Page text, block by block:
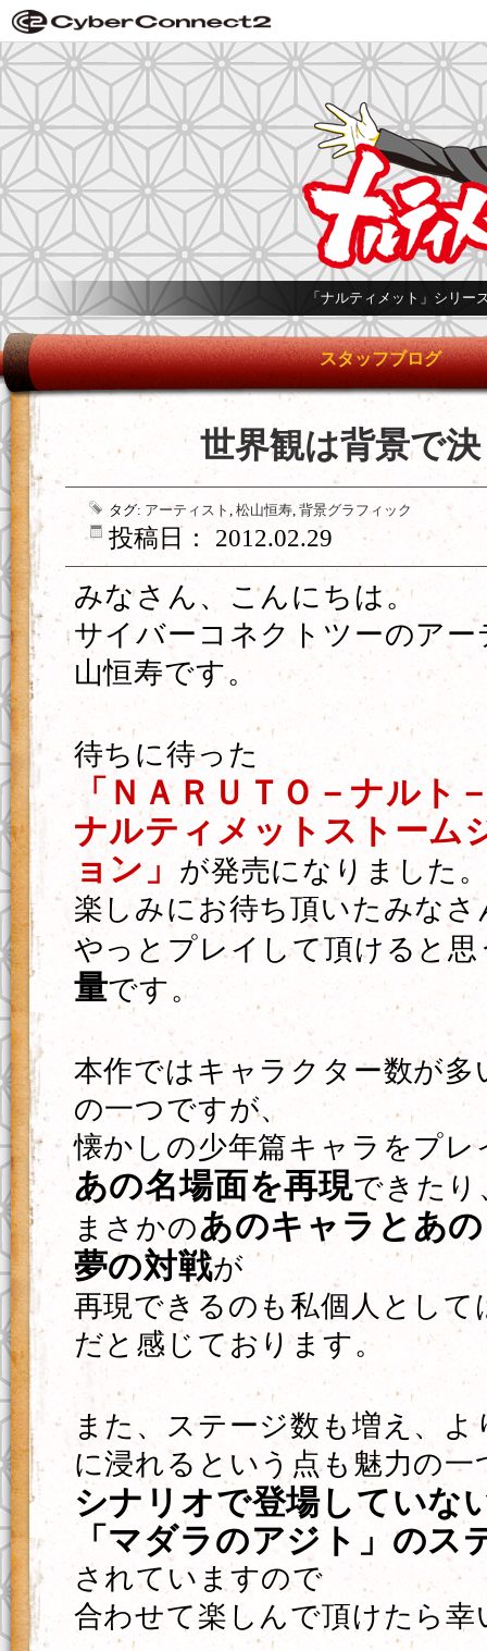
「ナルティメット」シリ
スタッフブログ
世界観は背景で
タグ: アーティスト , 松山恒寿, 背景グラフィック
投稿日： 2012.02.29
みなさん、こんにちは。
サイバーコネクトツーのア
山恒寿です。
待ちに待った
「ＮＡＲＵＴＯ－ナルト
ナルティメットストーム
ョン」
が発売になりました
楽しみにお待ち頂いたみなさ
やっとプレイして頂けると
量です。
本作ではキャラクター数が多
の一つですが、
懐かしの少年篇キャラをプレ
あの名場面を再現できたり
まさかのあのキャラとあ
夢の対戦が
再現できるのも私個人として
だと感じております。
また、ステージ数も増え、よ
に浸れるという点も魅力の一
シナリオで登場していな
「マダラのアジト」のス
されていますので
合わせて楽しんで頂けたら幸